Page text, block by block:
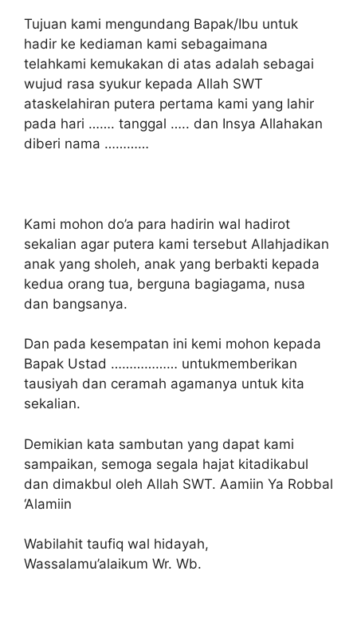
Tujuan kami mengundang Bapak/Ibu untuk
hadir ke kediaman kami sebagaimana
telahkami kemukakan di atas adalah sebagai
wujud rasa syukur kepada Allah SWT
ataskelahiran putera pertama kami yang lahir
pada hari ……. tanggal ….. dan Insya Allahakan
diberi nama …………
Kami mohon do’a para hadirin wal hadirot
sekalian agar putera kami tersebut Allahjadikan
anak yang sholeh, anak yang berbakti kepada
kedua orang tua, berguna bagiagama, nusa
dan bangsanya.
Dan pada kesempatan ini kemi mohon kepada
Bapak Ustad ……………… untukmemberikan
tausiyah dan ceramah agamanya untuk kita
sekalian.
Demikian kata sambutan yang dapat kami
sampaikan, semoga segala hajat kitadikabul
dan dimakbul oleh Allah SWT. Aamiin Ya Robbal
‘Alamiin
Wabilahit taufiq wal hidayah,
Wassalamu’alaikum Wr. Wb.